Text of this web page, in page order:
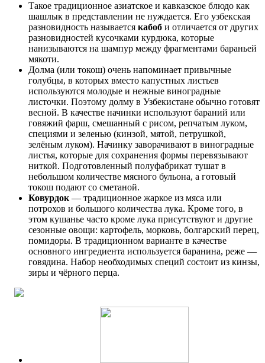
Такое традиционное азиатское и кавказское блюдо как
шашлык в представлении не нуждается. Его узбекская
разновидность называется кабоб и отличается от других
разновидностей кусочками курдюка, которые
нанизываются на шампур между фрагментами бараньей
мякоти.
Долма (или токош) очень напоминает привычные
голубцы, в которых вместо капустных листьев
используются молодые и нежные виноградные
листочки. Поэтому долму в Узбекистане обычно готовят
весной. В качестве начинки используют бараний или
говяжий фарш, смешанный с рисом, репчатым луком,
специями и зеленью (кинзой, мятой, петрушкой,
зелёным луком). Начинку заворачивают в виноградные
листья, которые для сохранения формы перевязывают
ниткой. Подготовленный полуфабрикат тушат в
небольшом количестве мясного бульона, а готовый
токош подают со сметаной.
Ковурдок— традиционное жаркое из мяса или
потрохов и большого количества лука. Кроме того, в
этом кушанье часто кроме лука присутствуют и другие
сезонные овощи: картофель, морковь, болгарский перец,
помидоры. В традиционном варианте в качестве
основного ингредиента используется баранина, реже —
говядина. Набор необходимых специй состоит из кинзы,
зиры и чёрного перца.